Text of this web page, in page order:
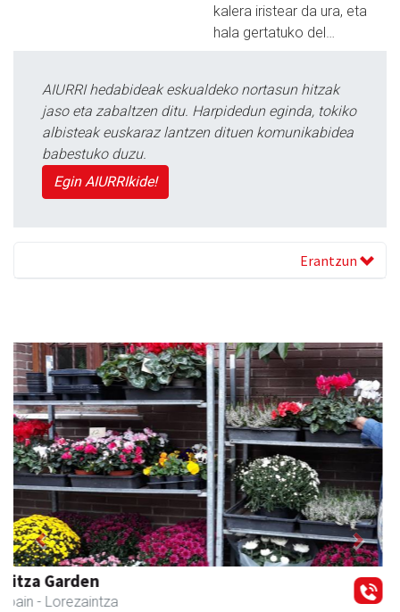
kalera iristear da ura, eta
hala gertatuko del…
AIURRI hedabideak eskualdeko nortasun hitzak
jaso eta zabaltzen ditu. Harpidedun eginda, tokiko
albisteak euskaraz lantzen dituen komunikabidea
babestuko duzu.
Egin AIURRIkide!
Erantzun
Andoaingo AEK euskaltegia
Andoain - Euskaltegiak
Previous Next